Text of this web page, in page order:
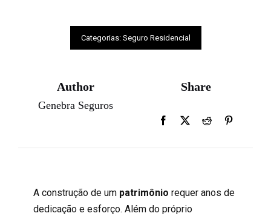
Categorias: Seguro Residencial
Author
Genebra Seguros
Share
A construção de um patrimônio requer anos de
dedicação e esforço. Além do próprio